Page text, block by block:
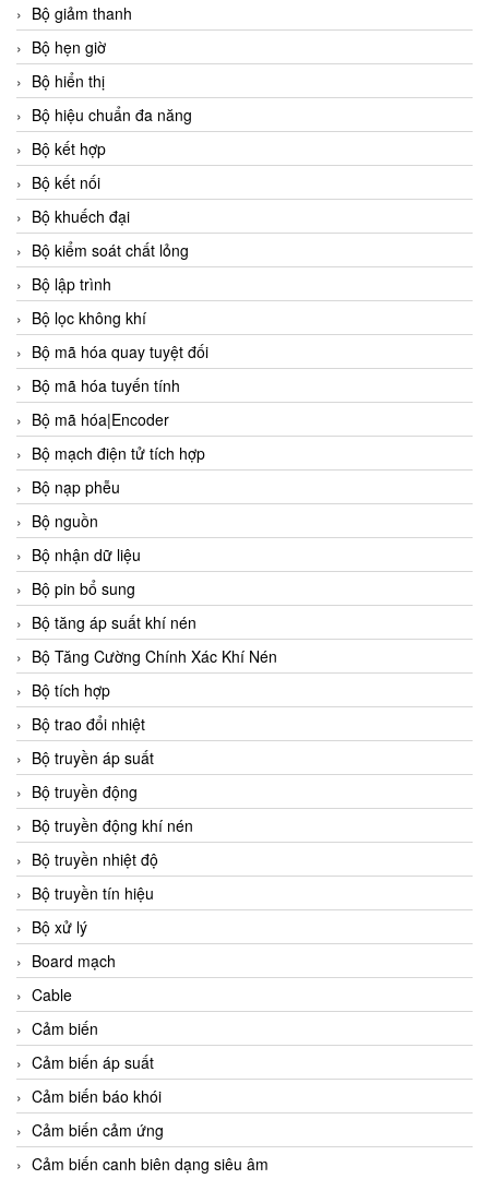
Bộ giảm thanh
Bộ hẹn giờ
Bộ hiển thị
Bộ hiệu chuẩn đa năng
Bộ kết hợp
Bộ kết nối
Bộ khuếch đại
Bộ kiểm soát chất lỏng
Bộ lập trình
Bộ lọc không khí
Bộ mã hóa quay tuyệt đối
Bộ mã hóa tuyến tính
Bộ mã hóa|Encoder
Bộ mạch điện tử tích hợp
Bộ nạp phễu
Bộ nguồn
Bộ nhận dữ liệu
Bộ pin bổ sung
Bộ tăng áp suất khí nén
Bộ Tăng Cường Chính Xác Khí Nén
Bộ tích hợp
Bộ trao đổi nhiệt
Bộ truyền áp suất
Bộ truyền động
Bộ truyền động khí nén
Bộ truyền nhiệt độ
Bộ truyền tín hiệu
Bộ xử lý
Board mạch
Cable
Cảm biến
Cảm biến áp suất
Cảm biến báo khói
Cảm biến cảm ứng
Cảm biến canh biên dạng siêu âm